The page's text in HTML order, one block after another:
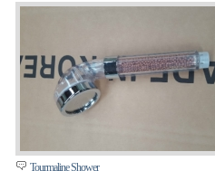
Tourmaline Shower